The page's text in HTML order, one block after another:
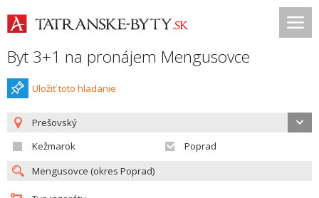
Byt 3+1 na pronájem Mengusovce
Uložiť toto hladanie
Prešovský
Kežmarok
Poprad